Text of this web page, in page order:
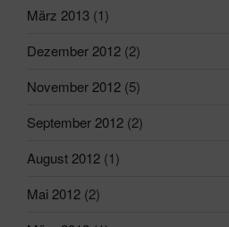
März 2013 (1)
Dezember 2012 (2)
November 2012 (5)
September 2012 (2)
August 2012 (1)
Mai 2012 (2)